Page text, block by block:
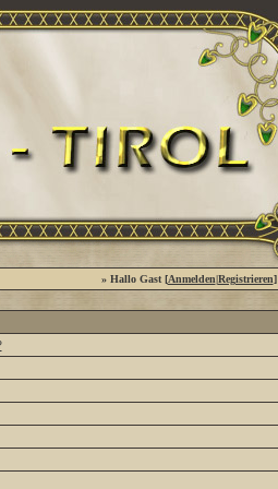
» Hallo Gast [Anmelden|Registrieren]